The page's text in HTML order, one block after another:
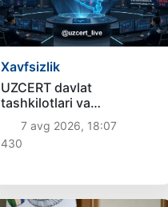
Xavfsizlik
UZCERT davlat
tashkilotlari va
korxonalarni ommaviy
kiberhujumlar haqida
ogohlantirdi
7 avg 2026, 18:07
430